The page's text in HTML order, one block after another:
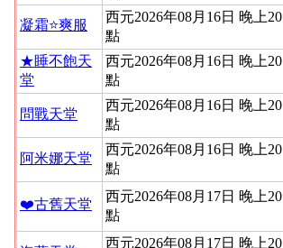
凝霜⭐爽服
西元2026年08月16日 晚上20
點
★睡不飽天
堂
西元2026年08月16日 晚上20
點
問戰天堂
西元2026年08月16日 晚上20
點
阿米娜天堂
西元2026年08月16日 晚上20
點
❤️古舊天堂
西元2026年08月17日 晚上20
點
西元2026年08月17日 晚上20